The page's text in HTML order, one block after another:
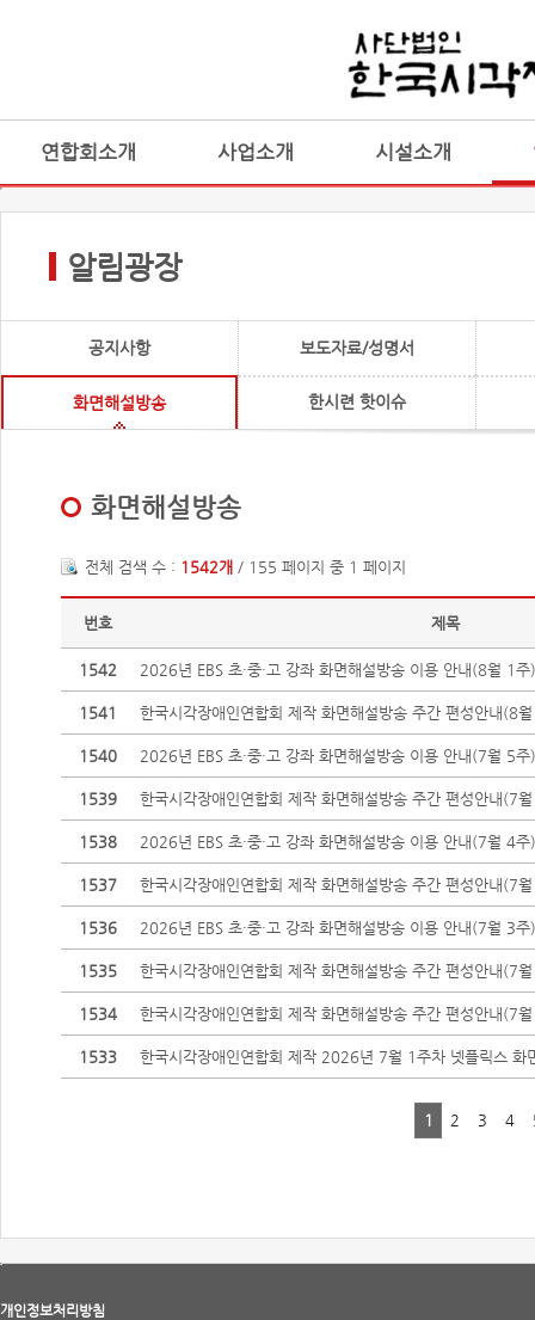
연합회소개 사업소개 시설소개
알림광장
공지사항 보도자료/성명서
화면해설방송 한시련 핫이슈
화면해설방송
전체 검색 수 : 1542개 / 155 페이지 중 1 페이지
번호 제목
1542 2026년 EBS 초·중·고 강좌 화면해설방송 이용 안내(8월 1주)
1541 한국시각장애인연합회 제작 화면해설방송 주간 편성안내(8
1540 2026년 EBS 초·중·고 강좌 화면해설방송 이용 안내(7월 5주)
1539 한국시각장애인연합회 제작 화면해설방송 주간 편성안내(7
1538 2026년 EBS 초·중·고 강좌 화면해설방송 이용 안내(7월 4주)
1537 한국시각장애인연합회 제작 화면해설방송 주간 편성안내(7
1536 2026년 EBS 초·중·고 강좌 화면해설방송 이용 안내(7월 3주)
1535 한국시각장애인연합회 제작 화면해설방송 주간 편성안내(7
1534 한국시각장애인연합회 제작 화면해설방송 주간 편성안내(7
1533 한국시각장애인연합회 제작 2026년 7월 1주차 넷플릭스 화
1 2 3 4
개인정보처리방침